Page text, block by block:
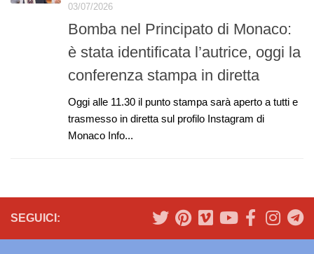
03/07/2026
Bomba nel Principato di Monaco:
è stata identificata l’autrice, oggi la
conferenza stampa in diretta
Oggi alle 11.30 il punto stampa sarà aperto a tutti e
trasmesso in diretta sul profilo Instagram di
Monaco Info...
SEGUICI: